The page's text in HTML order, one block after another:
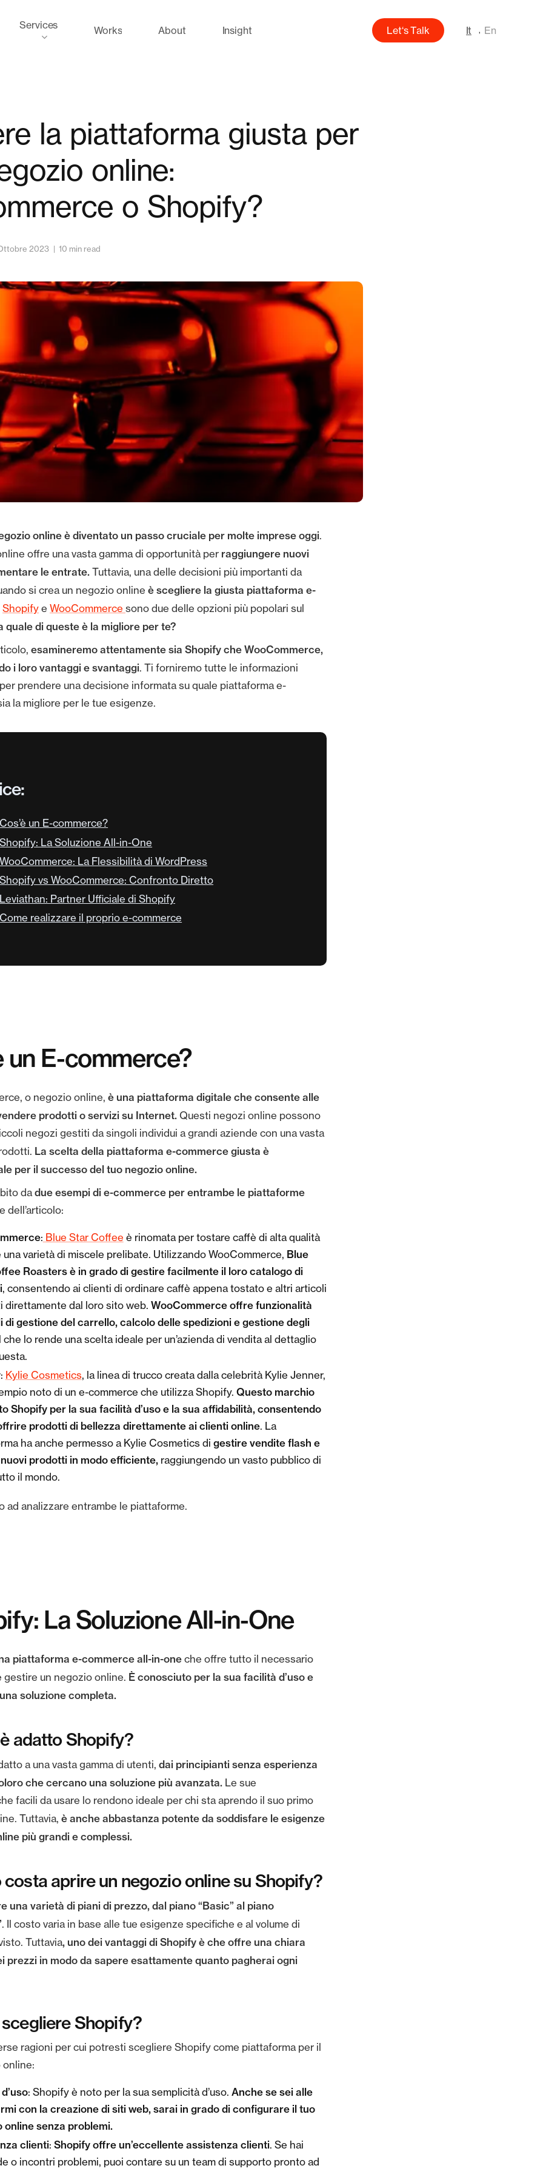
Services Works About Insight Let‘sTalk It En
la piattaforma giusta per
online:
o Shopify?
2023 10 min read
online è diventato un passo cruciale per molte imprese oggi.
offre una vasta gamma di opportunità per raggiungere nuovi
le entrate. Tuttavia, una delle decisioni più importanti da
si crea un negozio online è scegliere la giusta piattaforma e-
Shopify e WooCommerce sono due delle opzioni più popolari sul
quale di queste è la migliore per te?
esamineremo attentamente sia Shopify che WooCommerce,
i loro vantaggi e svantaggi. Ti forniremo tutte le informazioni
prendere una decisione informata su quale piattaforma e-
la migliore per le tue esigenze.
Cos’è un E-commerce?
Shopify: La Soluzione All-in-One
WooCommerce: La Flessibilità di WordPress
Shopify vs WooCommerce: Confronto Diretto
Leviathan: Partner Ufficiale di Shopify
Come realizzare il proprio e-commerce
un E-commerce?
o negozio online, è una piattaforma digitale che consente alle
prodotti o servizi su Internet. Questi negozi online possono
negozi gestiti da singoli individui a grandi aziende con una vasta
La scelta della piattaforma e-commerce giusta è
per il successo del tuo negozio online.
da due esempi di e-commerce per entrambe le piattaforme
dell’articolo:
: Blue Star Coffee è rinomata per tostare caffè di alta qualità
varietà di miscele prelibate. Utilizzando WooCommerce, Blue
Roasters è in grado di gestire facilmente il loro catalogo di
, consentendo ai clienti di ordinare caffè appena tostato e altri articoli
direttamente dal loro sito web. WooCommerce offre funzionalità
di gestione del carrello, calcolo delle spedizioni e gestione degli
lo rende una scelta ideale per un’azienda di vendita al dettaglio
: Kylie Cosmetics, la linea di trucco creata dalla celebrità Kylie Jenner,
noto di un e-commerce che utilizza Shopify. Questo marchio
Shopify per la sua facilità d’uso e la sua affidabilità, consentendo
prodotti di bellezza direttamente ai clienti online. La
ha anche permesso a Kylie Cosmetics di gestire vendite flash e
prodotti in modo efficiente,raggiungendo un vasto pubblico di
il mondo.
ad analizzare entrambe le piattaforme.
La Soluzione All-in-One
piattaforma e-commerce all-in-one che offre tutto il necessario
gestire un negozio online. È conosciuto per la sua facilità d’uso e
soluzione completa.
adatto Shopify?
a una vasta gamma di utenti, dai principianti senza esperienza
che cercano una soluzione più avanzata. Le sue
facili da usare lo rendono ideale per chi sta aprendo il suo primo
Tuttavia, è anche abbastanza potente da soddisfare le esigenze
più grandi e complessi.
aprire un negozio online su Shopify?
una varietà di piani di prezzo, dal piano “Basic” al piano
. Il costo varia in base alle tue esigenze specifiche e al volume di
Tuttavia, uno dei vantaggi di Shopify è che offre una chiara
prezzi in modo da sapere esattamente quanto pagherai ogni
Shopify?
ragioni per cui potresti scegliere Shopify come piattaforma per il
online:
: Shopify è noto per la sua semplicità d’uso. Anche se sei alle
con la creazione di siti web, sarai in grado di configurare il tuo
online senza problemi.
clienti: Shopify offre un’eccellente assistenza clienti. Se hai
o incontri problemi, puoi contare su un team di supporto pronto ad